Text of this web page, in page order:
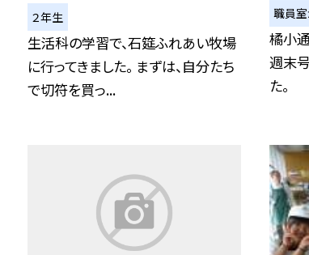
２年生
生活科の学習で、石筵ふれあい牧場
に行ってきました。 まずは、自分たち
で切符を買っ...
職員室
橘小
週末号
た。